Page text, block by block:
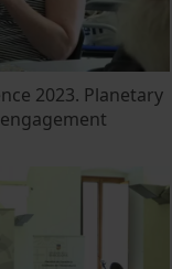
2023. Planetary